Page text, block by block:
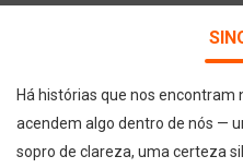
Há histórias que nos
acendem algo dentro de nós —
sopro de clareza, uma certeza